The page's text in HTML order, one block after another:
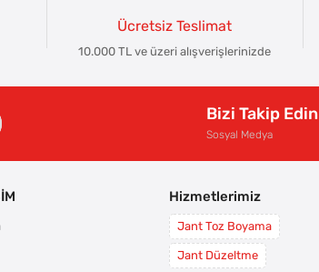
Ücretsiz Teslimat
10.000 TL ve üzeri alışverişlerinizde
Bizi Takip Edin
Sosyal Medya
Hizmetlerimiz
Jant Toz Boyama
Jant Düzeltme